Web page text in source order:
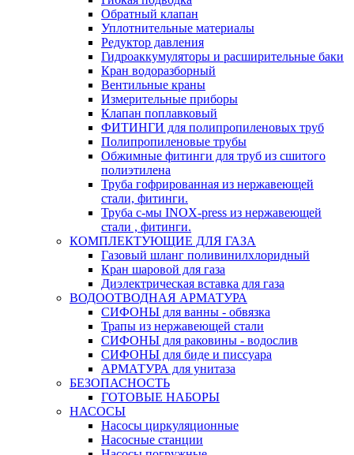
Обратный клапан
Уплотнительные материалы
Редуктор давления
Гидроаккумуляторы и расширительные баки
Кран водоразборный
Вентильные краны
Измерительные приборы
Клапан поплавковый
ФИТИНГИ для полипропиленовых труб
Полипропиленовые трубы
Обжимные фитинги для труб из сшитого
полиэтилена
Труба гофрированная из нержавеющей
стали, фитинги.
Труба с-мы INOX-press из нержавеющей
стали , фитинги.
КОМПЛЕКТУЮЩИЕ ДЛЯ ГАЗА
Газовый шланг поливинилхлоридный
Кран шаровой для газа
Диэлектрическая вставка для газа
ВОДООТВОДНАЯ АРМАТУРА
СИФОНЫ для ванны - обвязка
Трапы из нержавеющей стали
СИФОНЫ для раковины - водослив
СИФОНЫ для биде и писсуара
АРМАТУРА для унитаза
БЕЗОПАСНОСТЬ
ГОТОВЫЕ НАБОРЫ
НАСОСЫ
Насосы циркуляционные
Насосные станции